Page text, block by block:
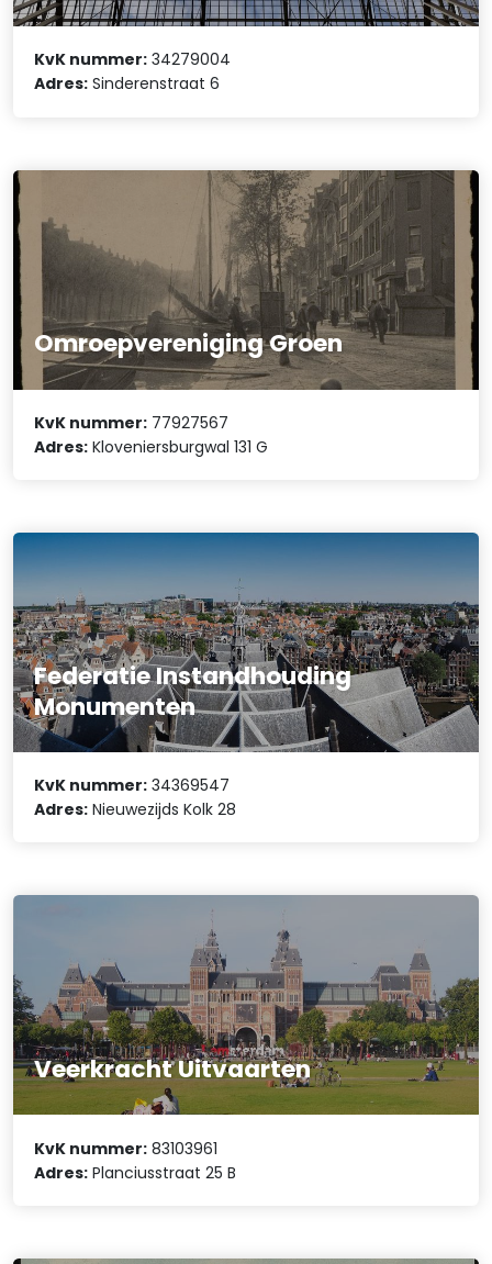
KvK nummer: 34279004
Adres: Sinderenstraat 6
Omroepvereniging Groen
KvK nummer: 77927567
Adres: Kloveniersburgwal 131 G
Federatie Instandhouding
Monumenten
KvK nummer: 34369547
Adres: Nieuwezijds Kolk 28
Veerkracht Uitvaarten
KvK nummer: 83103961
Adres: Planciusstraat 25 B